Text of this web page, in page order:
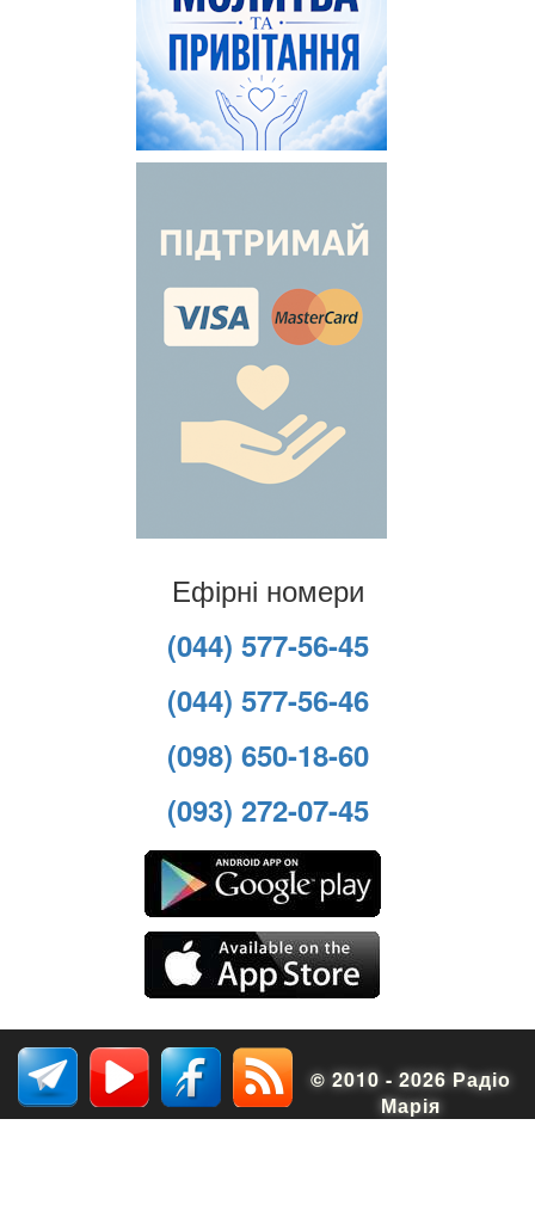
Ефірні номери
(044) 577-56-45
(044) 577-56-46
(098) 650-18-60
(093) 272-07-45
© 2010 - 2026 Радіо
Марія